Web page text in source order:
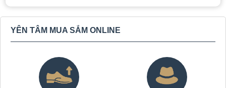
YÊN TÂM MUA SẮM ONLINE